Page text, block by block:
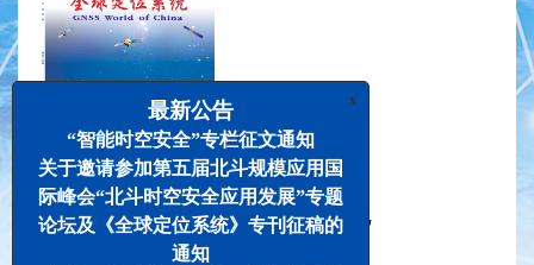
卫星观测值精度分析及随机模型精化
x
最新公告
“智能时空安全”专栏征文通知
关于邀请参加第五届北斗规模应用国
际峰会“北斗时空安全应用发展”专题
论坛及《全球定位系统》专刊征稿的
通知